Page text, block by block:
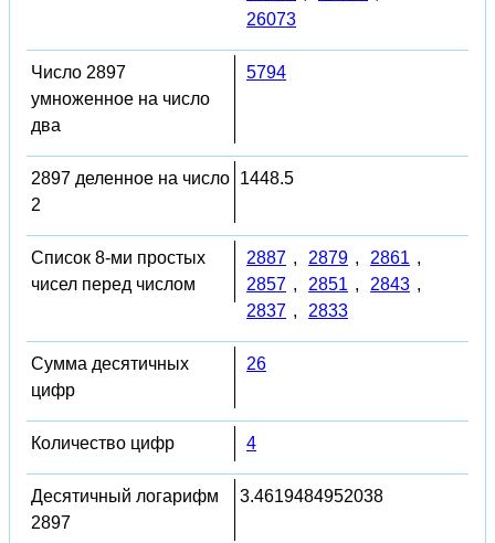
26073
Число 2897
умноженное на число
два
5794
2897 деленное на число
2
1448.5
Список 8-ми простых
чисел перед числом
2887 , 2879 , 2861 ,
2857 , 2851 , 2843 ,
2837 , 2833
Сумма десятичных
цифр
26
Количество цифр 4
Десятичный логарифм
2897
3.4619484952038